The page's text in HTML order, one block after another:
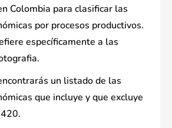
Colombia para clasificar las
por procesos productivos.
específicamente a las
un listado de las
que incluye y que excluye